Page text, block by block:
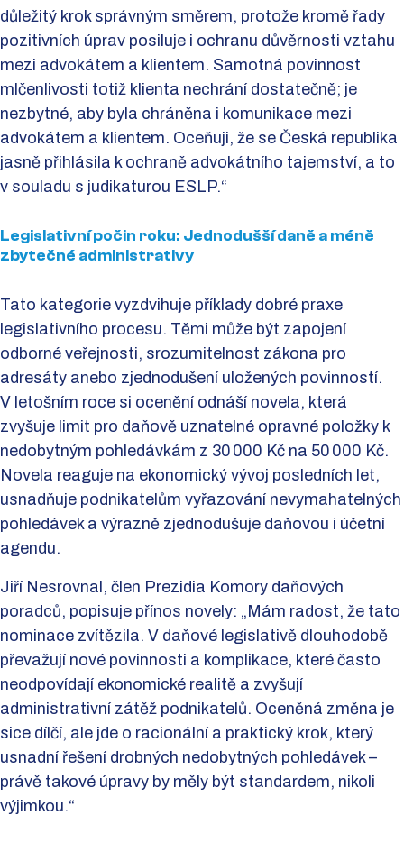
důležitý krok správným směrem, protože kromě řady
pozitivních úprav posiluje i ochranu důvěrnosti vztahu
mezi advokátem a klientem. Samotná povinnost
mlčenlivosti totiž klienta nechrání dostatečně; je
nezbytné, aby byla chráněna i komunikace mezi
advokátem a klientem. Oceňuji, že se Česká republika
jasně přihlásila k ochraně advokátního tajemství, a to
v souladu s judikaturou ESLP.“
Legislativní počin roku: Jednodušší daně a méně
zbytečné administrativy
Tato kategorie vyzdvihuje příklady dobré praxe
legislativního procesu. Těmi může být zapojení
odborné veřejnosti, srozumitelnost zákona pro
adresáty anebo zjednodušení uložených povinností.
V letošním roce si ocenění odnáší novela, která
zvyšuje limit pro daňově uznatelné opravné položky k
nedobytným pohledávkám z 30 000 Kč na 50 000 Kč.
Novela reaguje na ekonomický vývoj posledních let,
usnadňuje podnikatelům vyřazování nevymahatelných
pohledávek a výrazně zjednodušuje daňovou i účetní
agendu.
Jiří Nesrovnal, člen Prezidia Komory daňových
poradců, popisuje přínos novely: „Mám radost, že tato
nominace zvítězila. V daňové legislativě dlouhodobě
převažují nové povinnosti a komplikace, které často
neodpovídají ekonomické realitě a zvyšují
administrativní zátěž podnikatelů. Oceněná změna je
sice dílčí, ale jde o racionální a praktický krok, který
usnadní řešení drobných nedobytných pohledávek –
právě takové úpravy by měly být standardem, nikoli
výjimkou.“